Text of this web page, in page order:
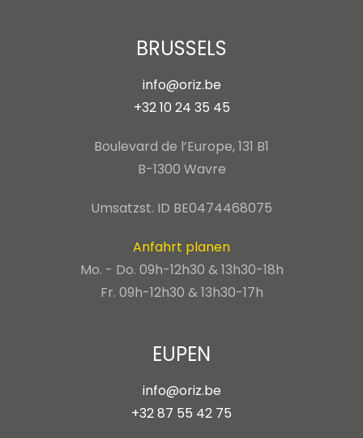
BRUSSELS
info@oriz.be
+32 10 24 35 45
Boulevard de l’Europe, 131 B1
B-1300 Wavre
Umsatzst. ID BE0474468075
Anfahrt planen
Mo. - Do. 09h-12h30 & 13h30-18h
Fr. 09h-12h30 & 13h30-17h
EUPEN
info@oriz.be
+32 87 55 42 75